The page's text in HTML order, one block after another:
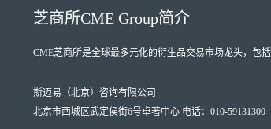
芝商所CME Group简介
CME芝商所是全球最多元化的衍生品交易市场龙头，包
斯迈易（北京）咨询有限公司
北京市西城区武定侯街6号卓著中心 电话：010-59131300